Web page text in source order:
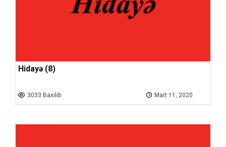
Hidayə (8)
3033 Baxılıb Mart 11, 2020